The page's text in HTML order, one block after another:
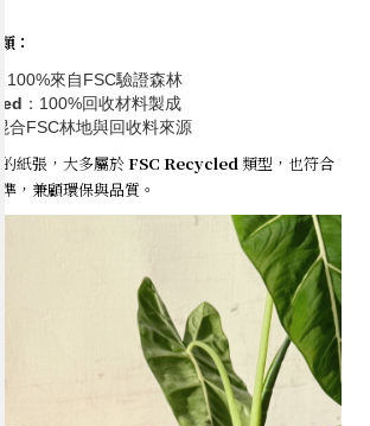
：
：100%來自FSC驗證森林
：100%回收材料製成
合FSC林地與回收料來源
的紙張，大多屬於FSC Recycled類型，也符合
，兼顧環保與品質。